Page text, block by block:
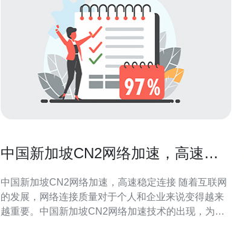
中国新加坡CN2网络加速，高速稳
中国新加坡CN2网络加速，高速稳定连接 随着互联网
的发展，网络连接质量对于个人和企业来说变得越来
越重要。中国新加坡CN2网络加速技术的出现，为用